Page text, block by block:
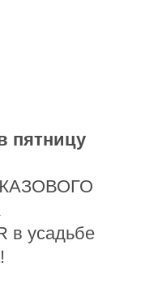
пятницу
в усадьбе